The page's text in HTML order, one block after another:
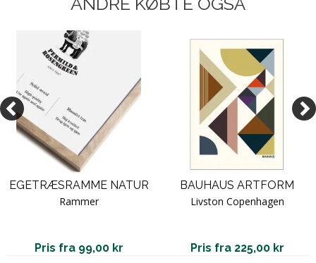
EGETRÆSRAMME NATUR
Rammer
Pris fra 99,00 kr
BAUHAUS ARTFORM
Livston Copenhagen
Pris fra 225,00 kr